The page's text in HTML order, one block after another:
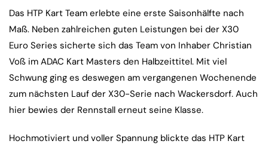
Das HTP Kart Team erlebte eine erste Saisonhälfte nach
Maß. Neben zahlreichen guten Leistungen bei der X30
Euro Series sicherte sich das Team von Inhaber Christian
Voß im ADAC Kart Masters den Halbzeittitel. Mit viel
Schwung ging es deswegen am vergangenen Wochenende
zum nächsten Lauf der X30-Serie nach Wackersdorf. Auch
hier bewies der Rennstall erneut seine Klasse.
Hochmotiviert und voller Spannung blickte das HTP Kart